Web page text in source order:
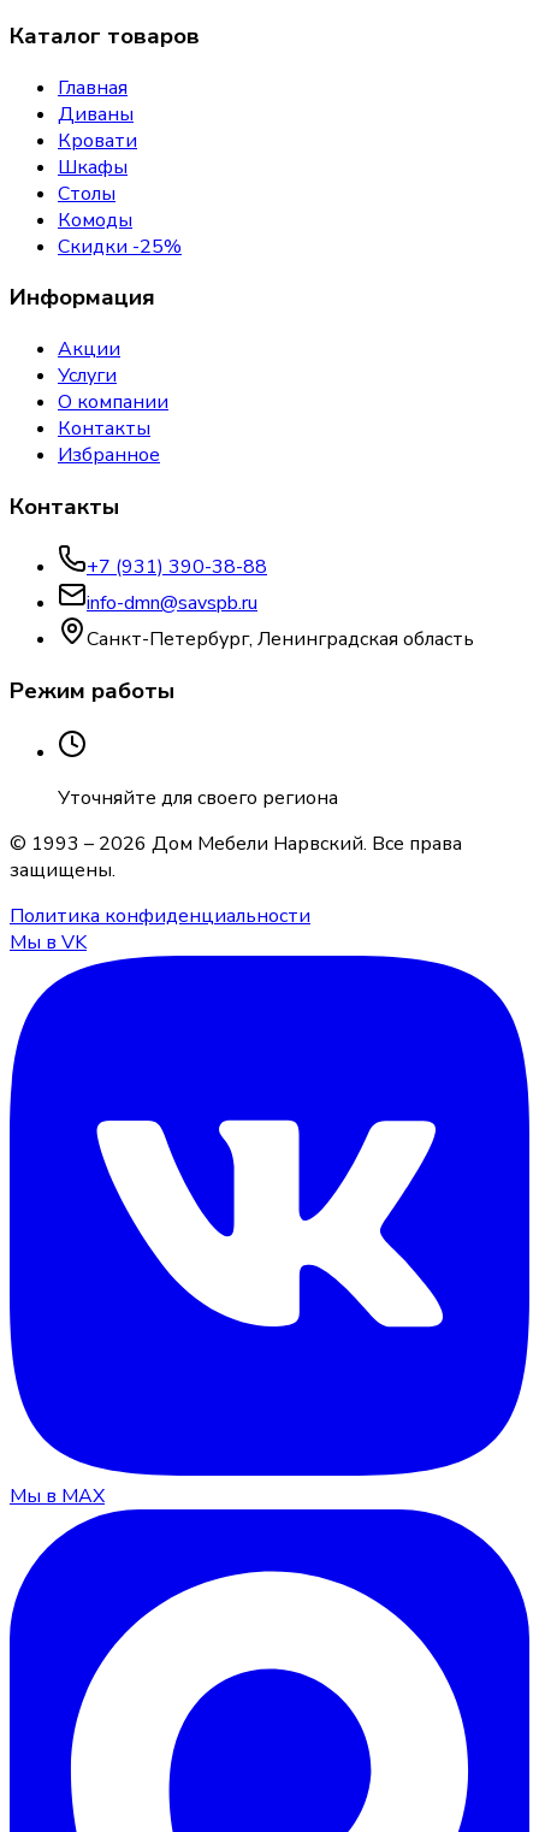
Каталог товаров
Главная
Диваны
Кровати
Шкафы
Столы
Комоды
Скидки -25%
Информация
Акции
Услуги
О компании
Контакты
Избранное
Контакты
+7 (931) 390-38-88
info-dmn@savspb.ru
Санкт-Петербург, Ленинградская область
Режим работы
Уточняйте для своего региона
© 1993 – 2026 Дом Мебели Нарвский. Все права
защищены.
Политика конфиденциальности
Мы в VK
Мы в MAX